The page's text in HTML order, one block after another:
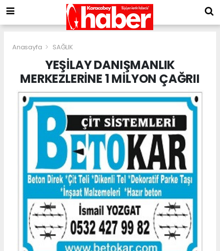
Anasayfa SAĞLIK
YEŞİLAY DANIŞMANLIK
MERKEZLERİNE 1 MİLYON ÇAĞRII